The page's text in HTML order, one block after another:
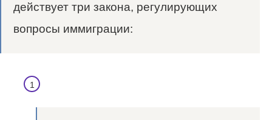
действует три закона, регулирующих
вопросы иммиграции: